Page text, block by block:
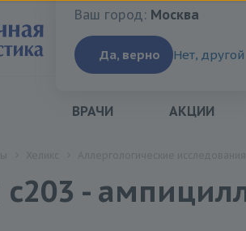
Ваш город:Москва
Ваш город: Москва
Да, верно Нет, другой
ВРАЧИ АКЦИИ
-